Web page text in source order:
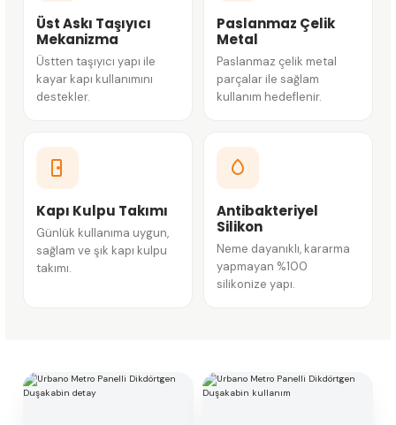
Üst Askı Taşıyıcı
Mekanizma
Üstten taşıyıcı yapı ile
kayar kapı kullanımını
destekler.
Paslanmaz Çelik
Metal
Paslanmaz çelik metal
parçalar ile sağlam
kullanım hedeflenir.
Kapı Kulpu Takımı
Günlük kullanıma uygun,
sağlam ve şık kapı kulpu
takımı.
Antibakteriyel
Silikon
Neme dayanıklı, kararma
yapmayan %100
silikonize yapı.